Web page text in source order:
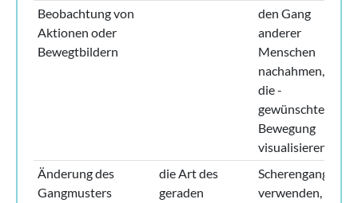
Beobachtung von
Aktionen oder
Bewegtbildern
den Gang
anderer
Menschen
nachahmen,
die ­
gewünschte
Bewegung
visualisieren
Änderung des
Gangmusters
die Art des
geraden
Scherengang
verwenden,